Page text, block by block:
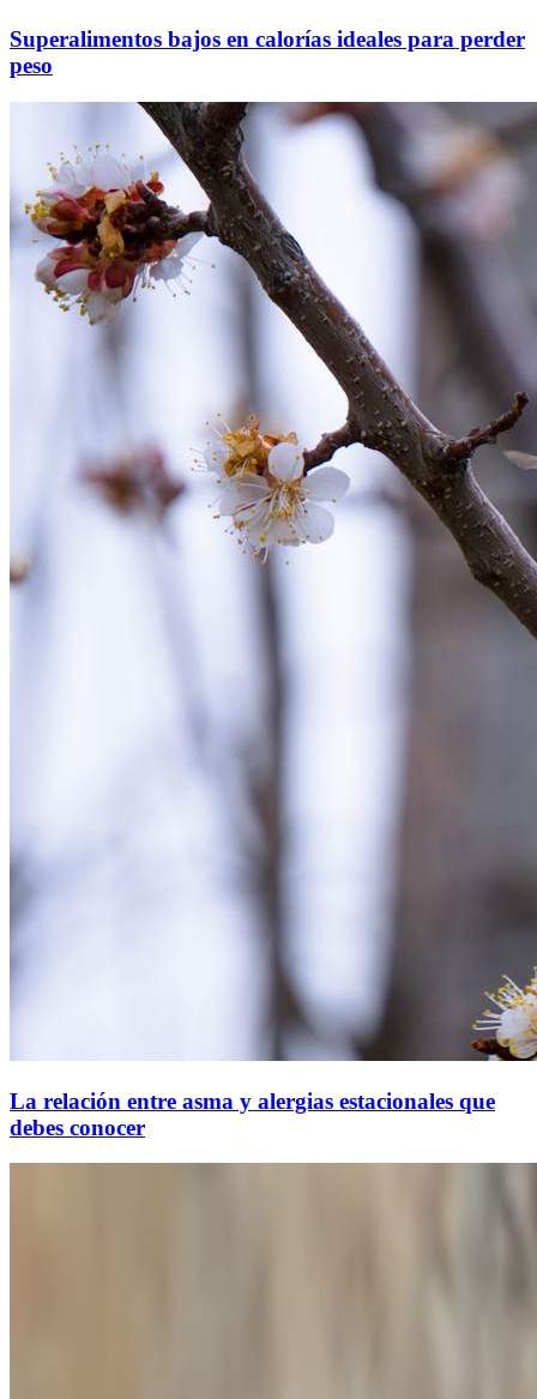
Superalimentos bajos en calorías ideales para perder
peso
La relación entre asma y alergias estacionales que
debes conocer